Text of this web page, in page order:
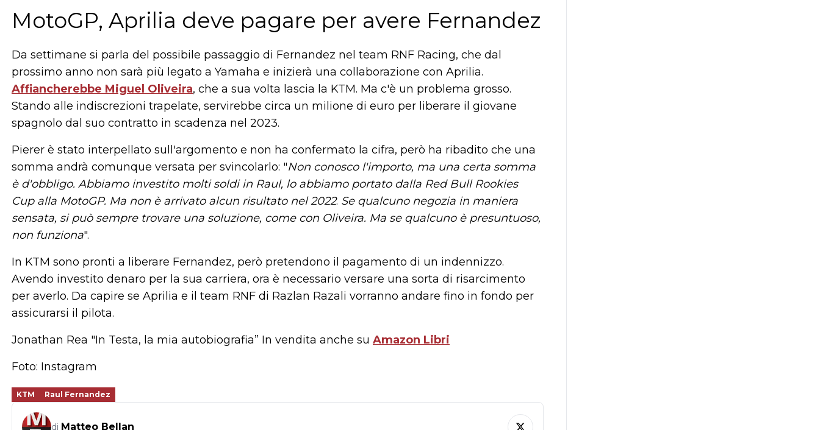
MotoGP, Aprilia deve pagare per avere Fernandez
Da settimane si parla del possibile passaggio di Fernandez nel team RNF Racing, che dal
prossimo anno non sarà più legato a Yamaha e inizierà una collaborazione con Aprilia.
Affiancherebbe Miguel Oliveira, che a sua volta lascia la KTM. Ma c'è un problema grosso.
Stando alle indiscrezioni trapelate, servirebbe circa un milione di euro per liberare il giovane
spagnolo dal suo contratto in scadenza nel 2023.
Pierer è stato interpellato sull'argomento e non ha confermato la cifra, però ha ribadito che una
somma andrà comunque versata per svincolarlo: "Non conosco l'importo, ma una certa somma
è d'obbligo. Abbiamo investito molti soldi in Raul, lo abbiamo portato dalla Red Bull Rookies
Cup alla MotoGP. Ma non è arrivato alcun risultato nel 2022. Se qualcuno negozia in maniera
sensata, si può sempre trovare una soluzione, come con Oliveira. Ma se qualcuno è presuntuoso,
non funziona".
In KTM sono pronti a liberare Fernandez, però pretendono il pagamento di un indennizzo.
Avendo investito denaro per la sua carriera, ora è necessario versare una sorta di risarcimento
per averlo. Da capire se Aprilia e il team RNF di Razlan Razali vorranno andare fino in fondo per
assicurarsi il pilota.
Jonathan Rea "In Testa, la mia autobiografia” In vendita anche su Amazon Libri
Foto: Instagram
KTM Raul Fernandez
di Matteo Bellan